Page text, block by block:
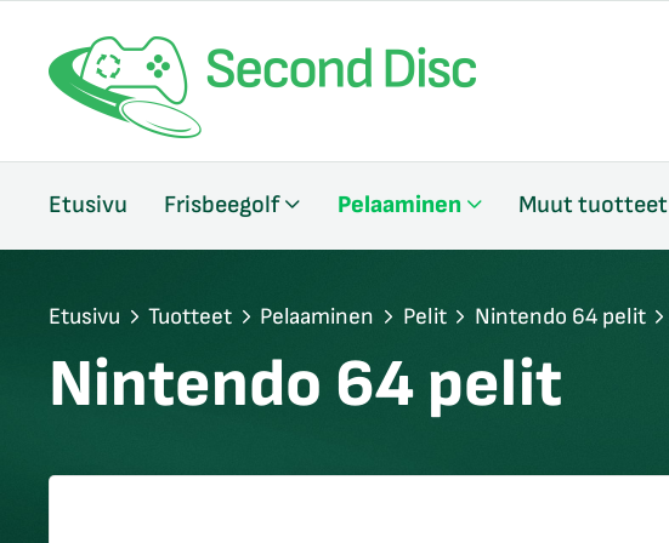
Etusivu Frisbeegolf Pelaaminen Muut tuotteet
Etusivu Tuotteet Pelaaminen Pelit Nintendo 64 pelit
Nintendo 64 pelit
sulje
sulje
sulje